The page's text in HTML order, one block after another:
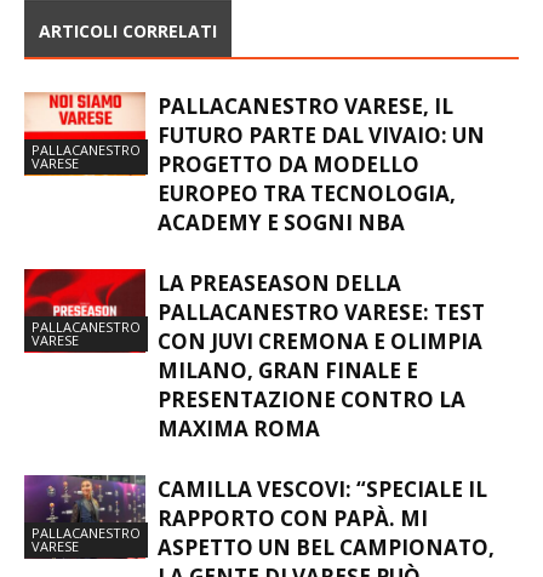
ARTICOLI CORRELATI
PALLACANESTRO
VARESE
PALLACANESTRO VARESE, IL
FUTURO PARTE DAL VIVAIO: UN
PROGETTO DA MODELLO
EUROPEO TRA TECNOLOGIA,
ACADEMY E SOGNI NBA
PALLACANESTRO
VARESE
LA PREASEASON DELLA
PALLACANESTRO VARESE: TEST
CON JUVI CREMONA E OLIMPIA
MILANO, GRAN FINALE E
PRESENTAZIONE CONTRO LA
MAXIMA ROMA
PALLACANESTRO
VARESE
CAMILLA VESCOVI: “SPECIALE IL
RAPPORTO CON PAPÀ. MI
ASPETTO UN BEL CAMPIONATO,